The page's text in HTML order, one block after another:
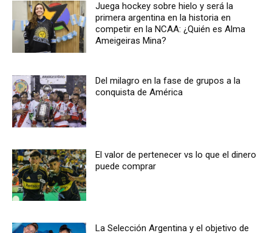
Juega hockey sobre hielo y será la
primera argentina en la historia en
competir en la NCAA: ¿Quién es Alma
Ameigeiras Mina?
Del milagro en la fase de grupos a la
conquista de América
El valor de pertenecer vs lo que el dinero
puede comprar
La Selección Argentina y el objetivo de